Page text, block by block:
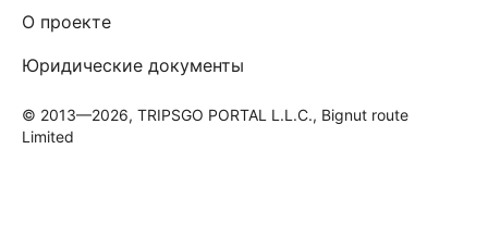
О проекте
Юридические документы
© 2013—2026, TRIPSGO PORTAL L.L.C., Bignut route
Limited